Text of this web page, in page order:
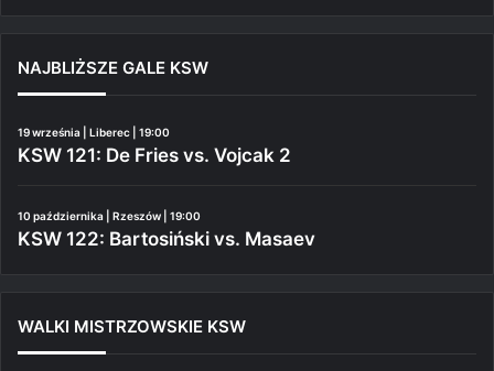
NAJBLIŻSZE GALE KSW
19 września | Liberec | 19:00
KSW 121: De Fries vs. Vojcak 2
10 października | Rzeszów | 19:00
KSW 122: Bartosiński vs. Masaev
WALKI MISTRZOWSKIE KSW